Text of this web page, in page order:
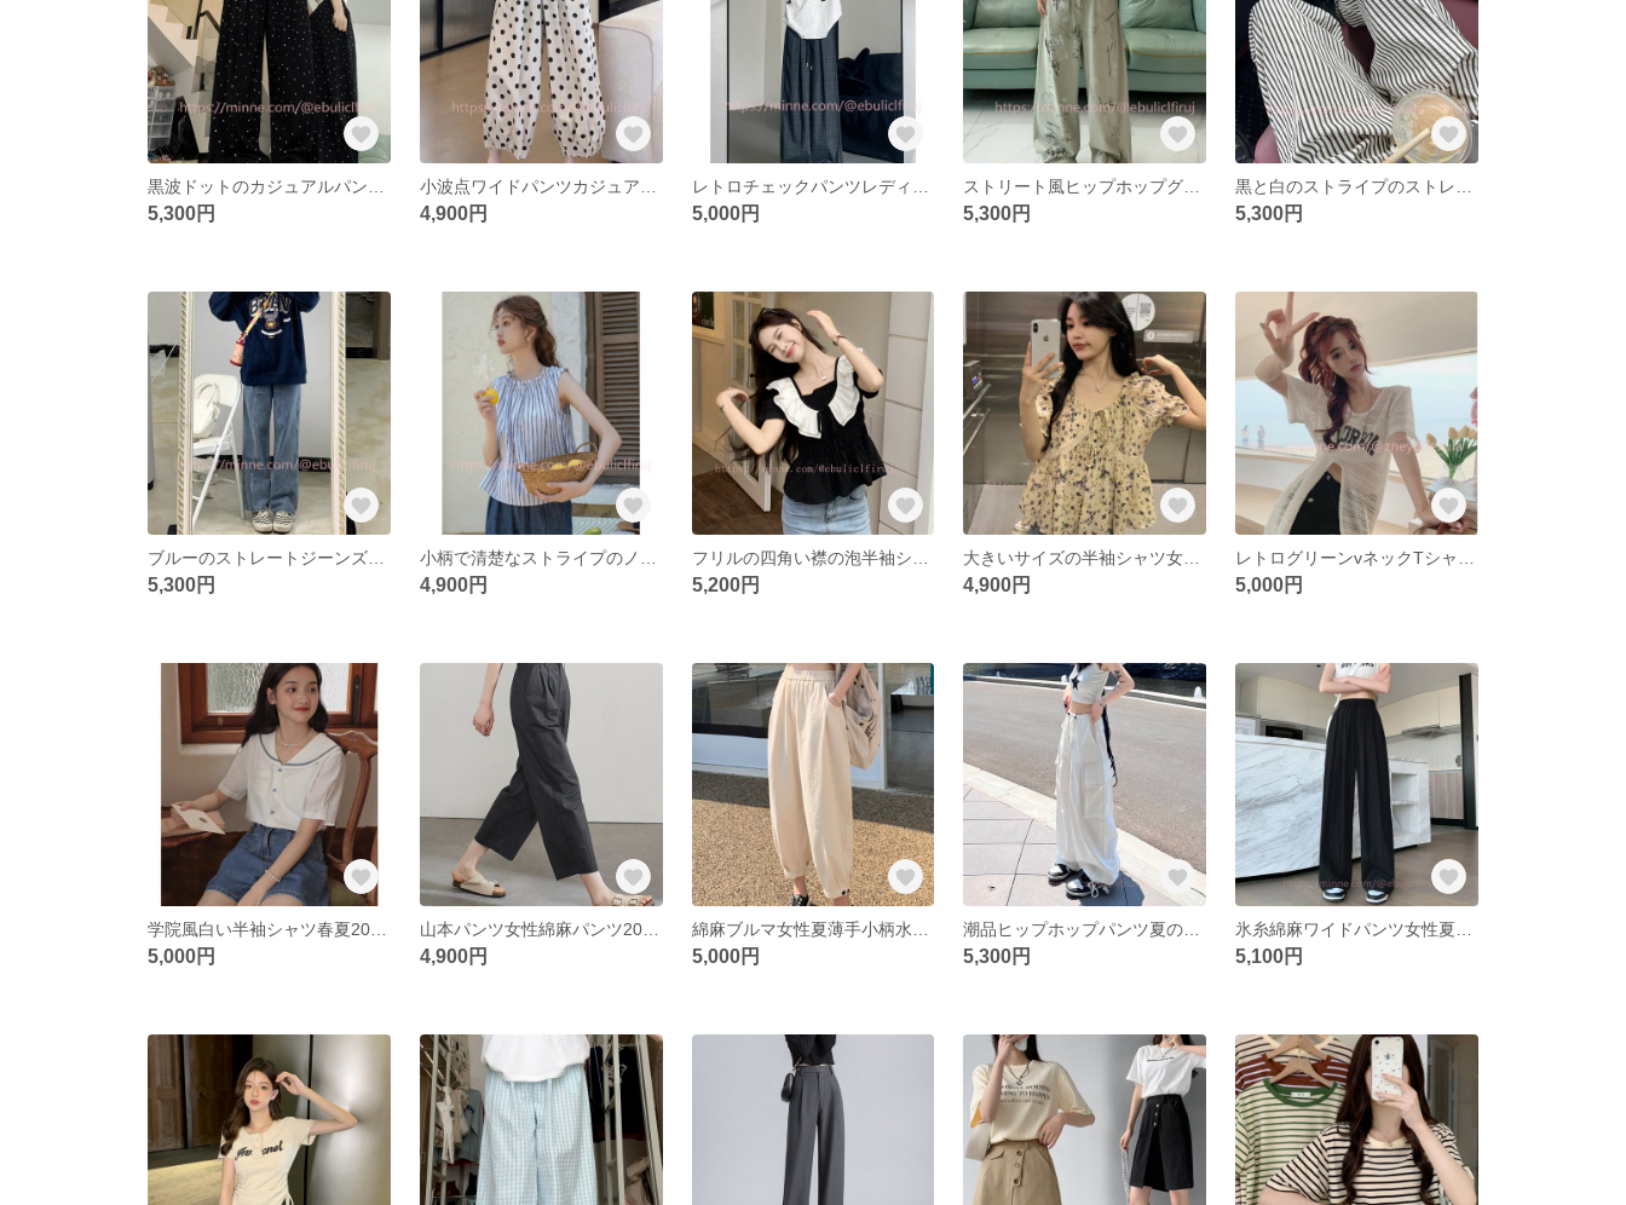
5,300円 4,900円 5,000円 5,300円 5,300円
5,300円 4,900円 5,200円 4,900円 5,000円
5,000円
山本パンツ女性綿麻パンツ2024夏ゆったり涼やかバルーンパンツカジュアルワイドパンツ薄手
4,900円 5,000円 5,300円 5,100円